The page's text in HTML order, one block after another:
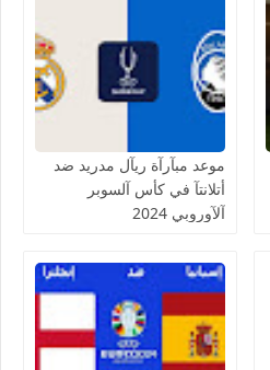
موعد مبآرآة ريآل مدريد ضد
أتلانتآ في كأس آلسوبر
آلآوروبي 2024